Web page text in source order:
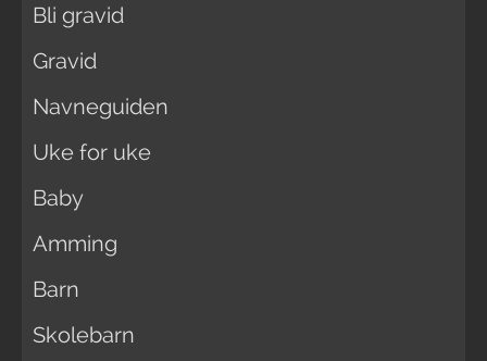
Bli gravid
Gravid
Navneguiden
Uke for uke
Baby
Amming
Barn
Skolebarn